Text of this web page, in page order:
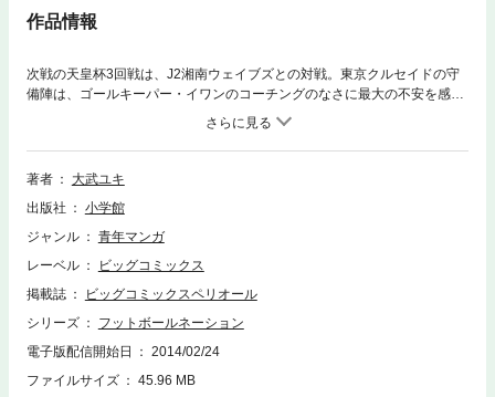
作品情報
次戦の天皇杯3回戦は、J2湘南ウェイブズとの対戦。東京クルセイドの守
備陣は、ゴールキーパー・イワンのコーチングのなさに最大の不安を感じ
ていた。湘南ウェイブズは、新加入の外国人フォワード二人と左サイドバ
ックが活躍し、J2で好成績をおさめているチーム。一方、以前は湘南ウェ
イブズに所属していた鳥海は、かつてベンチ外からスタメンで活躍するそ
の姿を歯噛みしながら見ていた司令塔・秋庭匠が、今は湘南のチーム内で
究所〉）
著者
大武ユキ
出版社
小学館
ジャンル
青年マンガ
レーベル
ビッグコミックス
掲載誌
ビッグコミックスペリオール
シリーズ
フットボールネーション
電子版配信開始日
2014/02/24
ファイルサイズ
45.96 MB